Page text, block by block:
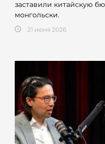
заставили китайскую
монгольски.
21 июня 2026